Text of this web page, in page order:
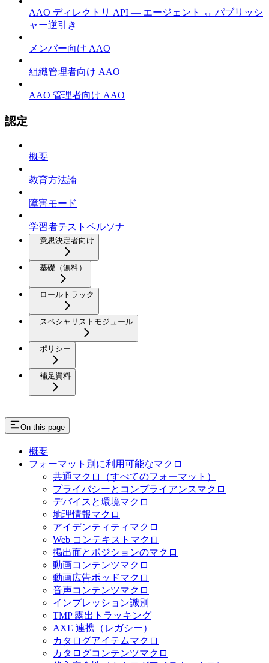
AAO ディレクトリ API — エージェント ↔ パブリッシ
ャー逆引き
メンバー向け AAO
組織管理者向け AAO
AAO 管理者向け AAO
認定
概要
教育方法論
障害モード
学習者テストペルソナ
意思決定者向け
基礎（無料）
ロールトラック
スペシャリストモジュール
ポリシー
補足資料
On this page
概要
フォーマット別に利用可能なマクロ
共通マクロ（すべてのフォーマット）
プライバシーとコンプライアンスマクロ
デバイスと環境マクロ
地理情報マクロ
アイデンティティマクロ
Web コンテキストマクロ
掲出面とポジションのマクロ
動画コンテンツマクロ
動画広告ポッドマクロ
音声コンテンツマクロ
インプレッション識別
TMP 露出トラッキング
AXE 連携（レガシー）
カタログアイテムマクロ
カタログコンテンツマクロ